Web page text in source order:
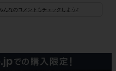
んなのコメントもチェックしよう♪